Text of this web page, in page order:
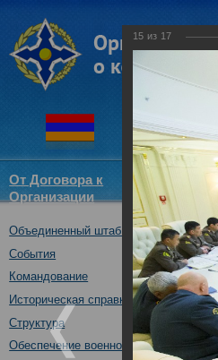
От Договора к
Организации
Объединенный штаб ОДКБ
События
Командование
Историческая справка
Структура
Обеспечение военной безопасности
15 из 17